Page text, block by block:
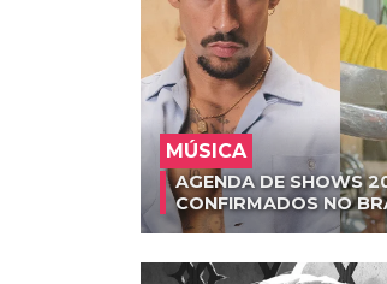
MÚSICA
AGENDA DE SHOWS
CONFIRMADOS NO